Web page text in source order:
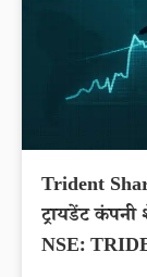
Trident
ट्रायडेंट
NSE: